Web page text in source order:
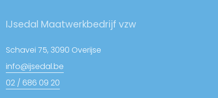
IJsedal Maatwerkbedrijf vzw
Schavei 75, 3090 Overijse
info@ijsedal.be
02 / 686 09 20